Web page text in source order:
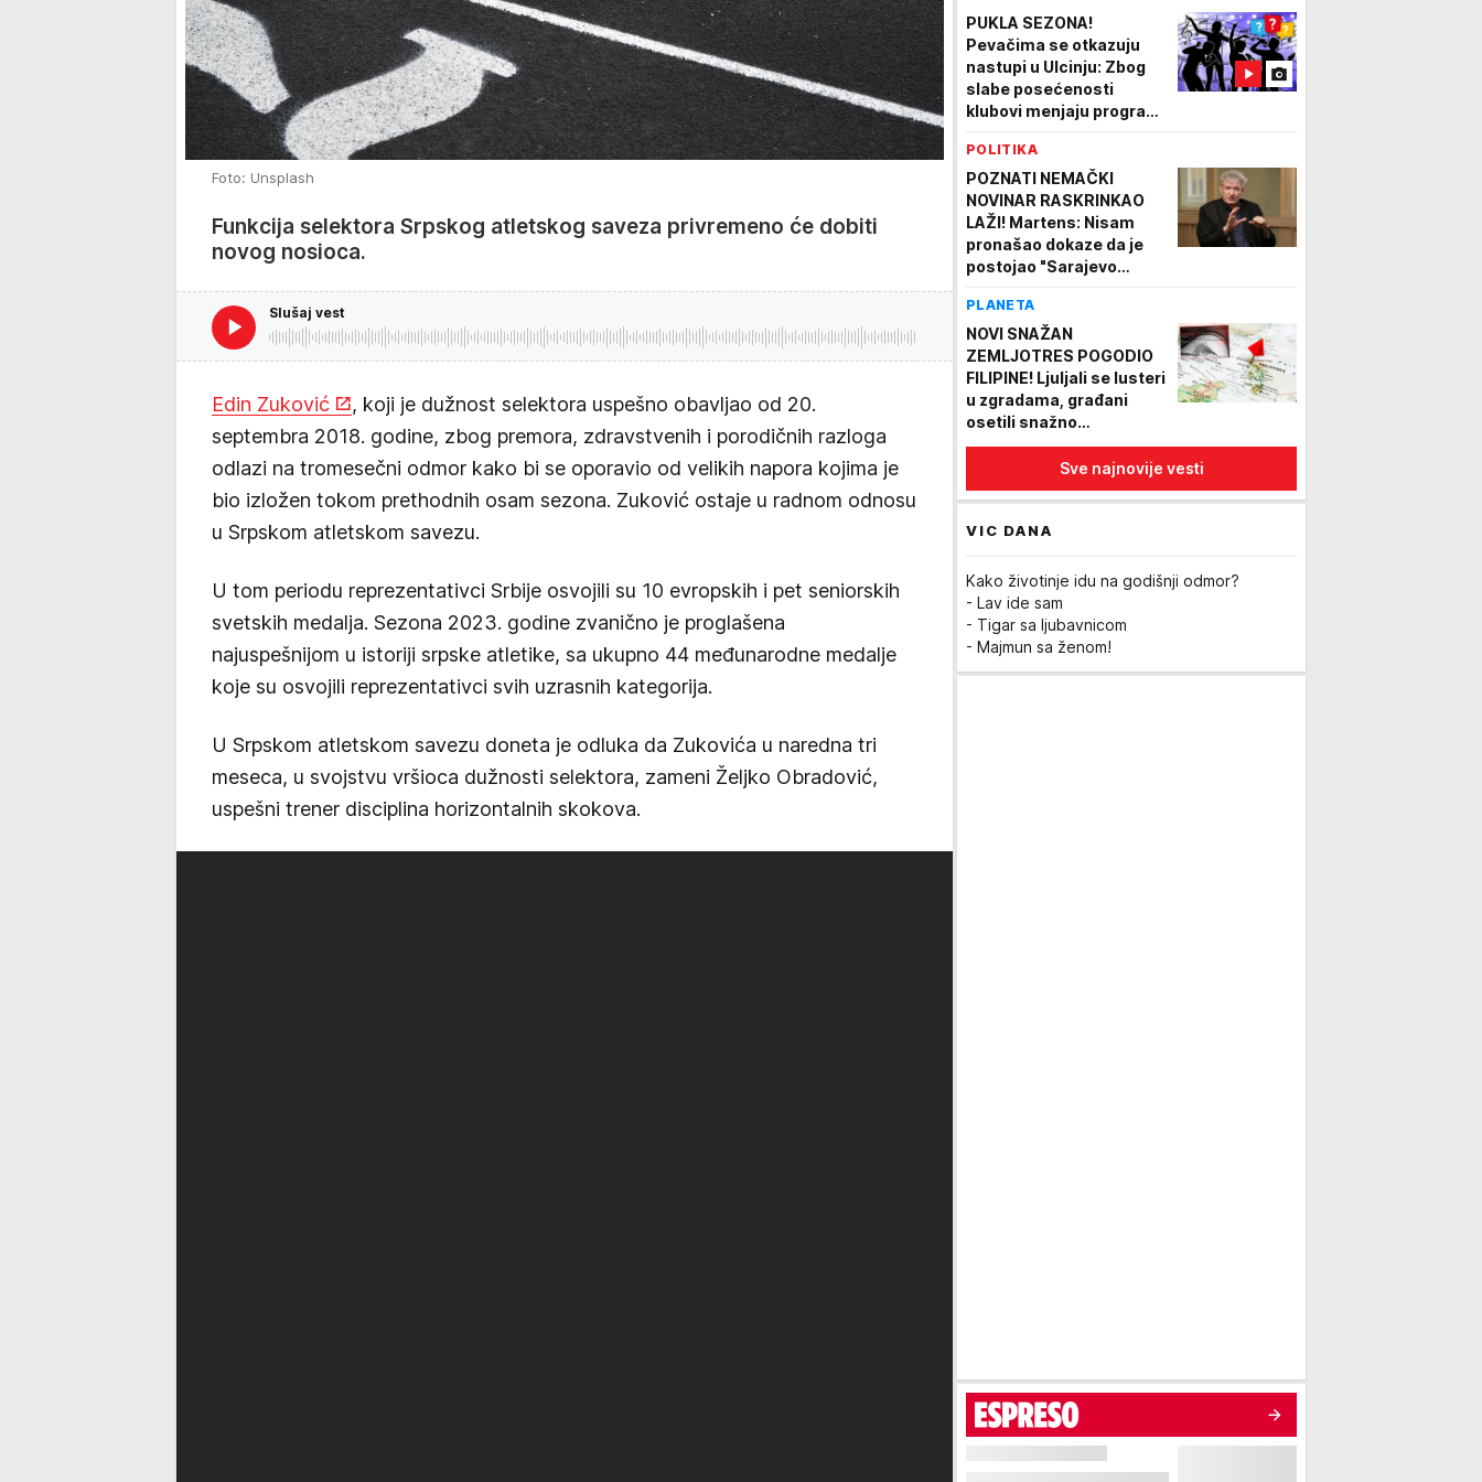
Foto: Unsplash
Funkcija selektora Srpskog atletskog saveza privremeno će dobiti
novog nosioca.
Slušaj vest
Edin Zuković
, koji je dužnost selektora uspešno obavljao od 20.
septembra 2018. godine, zbog premora, zdravstvenih i porodičnih razloga
odlazi na tromesečni odmor kako bi se oporavio od velikih napora kojima je
bio izložen tokom prethodnih osam sezona. Zuković ostaje u radnom odnosu
u Srpskom atletskom savezu.
U tom periodu reprezentativci Srbije osvojili su 10 evropskih i pet seniorskih
svetskih medalja. Sezona 2023. godine zvanično je proglašena
najuspešnijom u istoriji srpske atletike, sa ukupno 44 međunarodne medalje
koje su osvojili reprezentativci svih uzrasnih kategorija.
U Srpskom atletskom savezu doneta je odluka da Zukovića u naredna tri
meseca, u svojstvu vršioca dužnosti selektora, zameni Željko Obradović,
uspešni trener disciplina horizontalnih skokova.
zdravlje fudbalera"
PUKLA SEZONA!
Pevačima se otkazuju
nastupi u Ulcinju: Zbog
slabe posećenosti
klubovi menjaju program,
POLITIKA
POZNATI NEMAČKI
NOVINAR RASKRINKAO
LAŽI! Martens: Nisam
pronašao dokaze da je
postojao "Sarajevo
smatra ozbiljnim
novinarom
PLANETA
NOVI SNAŽAN
ZEMLJOTRES POGODIO
FILIPINE! Ljuljali se lusteri
u zgradama, građani
osetili snažno
podrhtavanje tla
Sve najnovije vesti
VIC DANA
Kako životinje idu na godišnji odmor?
- Lav ide sam
- Tigar sa ljubavnicom
- Majmun sa ženom!